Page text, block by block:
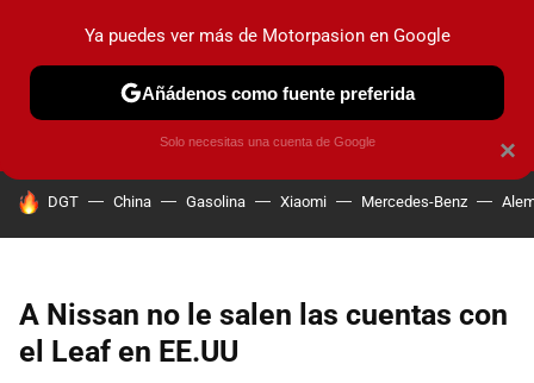
PRUEBAS COCHES ELÉCTRICOS OBSERVATORIO
HOY SE HABLA DE
DGT China Gasolina Xiaomi Mercedes-Benz
A Nissan no le salen las cuentas con
el Leaf en EE.UU
×
Ya puedes ver más de Motorpasion en Google
Añádenos como fuente preferida
Solo necesitas una cuenta de Google